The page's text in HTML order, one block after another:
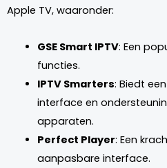
Apple TV, waaronder:
GSE Smart IPTV: Een
functies.
IPTV Smarters: Biedt
interface en
apparaten.
Perfect Player: Een
aanpasbare interface.